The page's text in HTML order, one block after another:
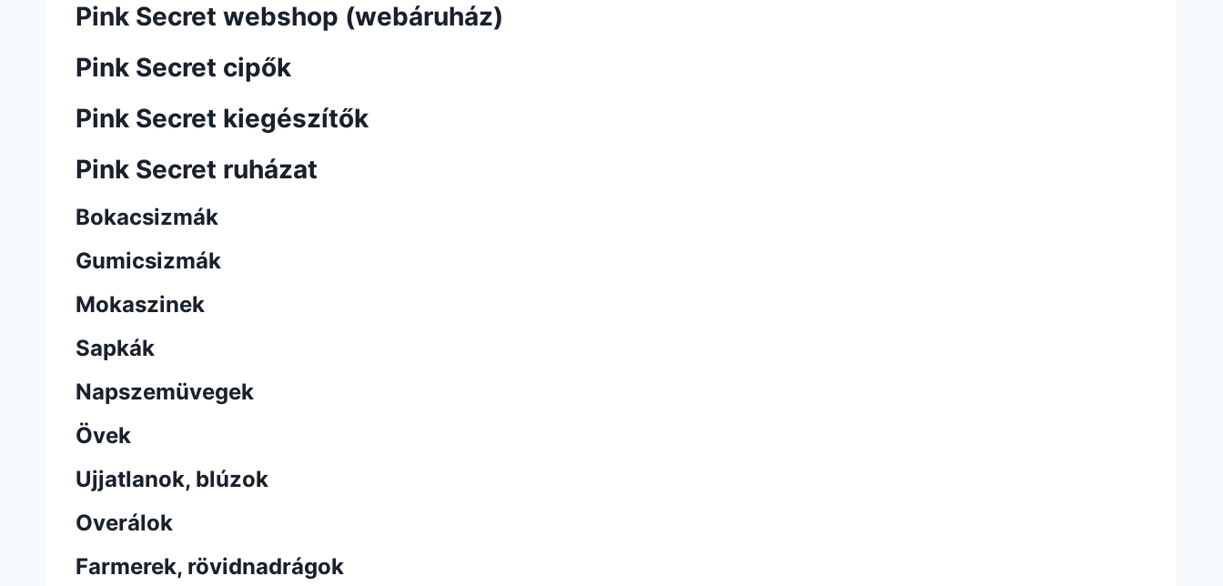
Pink Secret webshop (webáruház)
Pink Secret cipők
Pink Secret kiegészítők
Pink Secret ruházat
Bokacsizmák
Gumicsizmák
Mokaszinek
Sapkák
Napszemüvegek
Övek
Ujjatlanok, blúzok
Overálok
Farmerek, rövidnadrágok